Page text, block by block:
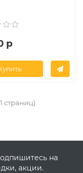
р
страниц)
на
акции.